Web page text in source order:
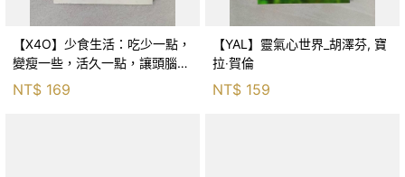
【X4O】少食生活：吃少一點，
變瘦一些，活久一點，讓頭腦與
身體變年輕的活力飲食法_石黒
成治, 林巍翰
NT$ 169
【YAL】靈氣心世界_胡澤芬, 寶
拉‧賀倫
NT$ 159